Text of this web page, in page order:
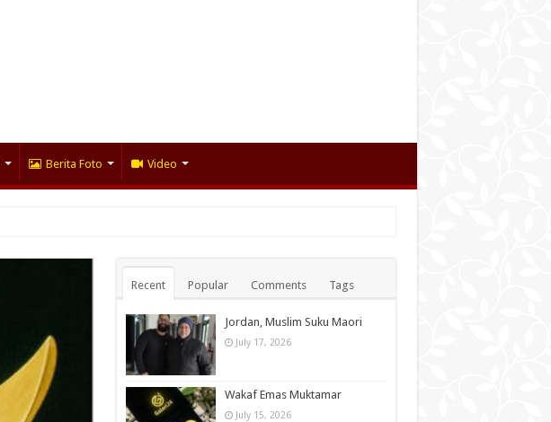
Berita Foto Video
Recent Popular Comments Tags
Jordan, Muslim Suku Maori
July 17, 2026
Wakaf Emas Muktamar
July 15, 2026